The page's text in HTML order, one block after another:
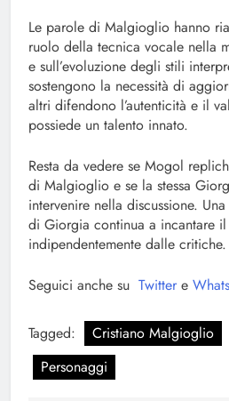
Le parole di Malgioglio hanno
ruolo della tecnica vocale nella
e sull’evoluzione degli stili
sostengono la necessità di
altri difendono l’autenticità e il
possiede un talento innato.
Resta da vedere se Mogol
di Malgioglio e se la stessa
intervenire nella discussione.
di Giorgia continua a incantare
indipendentemente dalle
Seguici anche su Twitter e
Tagged: Cristiano Malgioglio
Personaggi